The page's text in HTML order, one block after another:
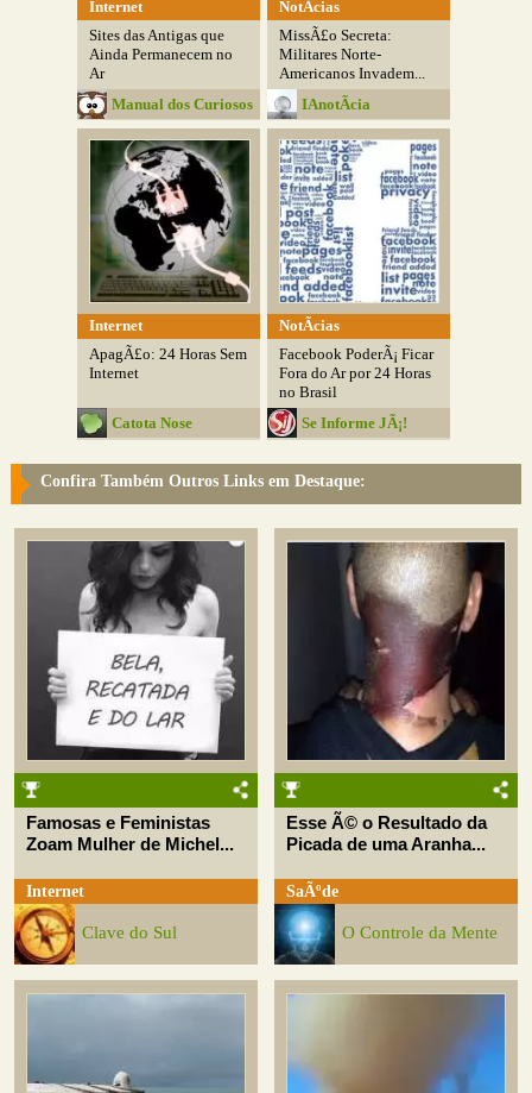
Internet
Sites das Antigas que
Ainda Permanecem no
Ar
Manual dos Curiosos
NotÃ­cias
MissÃ£o Secreta:
Militares Norte-
Americanos Invadem...
IAnotÃ­cia
Internet
ApagÃ£o: 24 Horas Sem
Internet
Catota Nose
NotÃ­cias
Facebook PoderÃ¡ Ficar
Fora do Ar por 24 Horas
no Brasil
Se Informe JÃ¡!
Confira Também Outros Links em Destaque:
Famosas e Feministas
Zoam Mulher de Michel...
Internet
Clave do Sul
Esse Ã© o Resultado da
Picada de uma Aranha...
SaÃºde
O Controle da Mente